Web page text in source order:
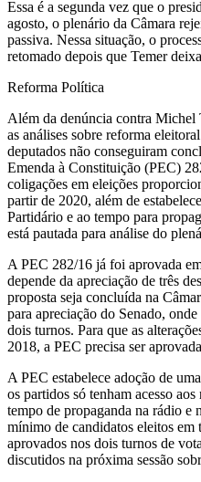
Essa é a segunda vez que o
agosto, o plenário da Câmara
passiva. Nessa situação, o
retomado depois que Temer
Reforma Política
Além da denúncia contra Michel
as análises sobre reforma
deputados não conseguiram
Emenda à Constituição (PEC)
coligações em eleições
partir de 2020, além de
Partidário e ao tempo para
está pautada para análise do
A PEC 282/16 já foi aprovada
depende da apreciação de três
proposta seja concluída na
para apreciação do Senado,
dois turnos. Para que as
2018, a PEC precisa ser
A PEC estabelece adoção de
os partidos só tenham acesso
tempo de propaganda na rádio e
mínimo de candidatos eleitos
aprovados nos dois turnos de
discutidos na próxima sessão